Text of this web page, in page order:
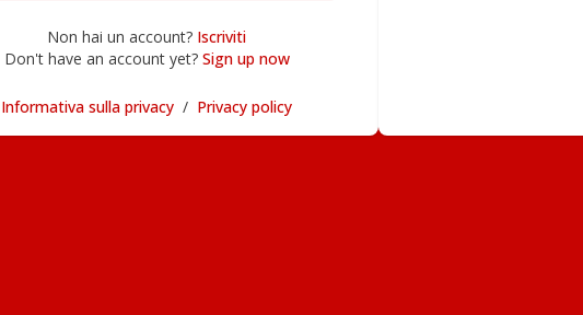
Non hai un account? Iscriviti
Don't have an account yet? Sign up now
Informativa sulla privacy / Privacy policy